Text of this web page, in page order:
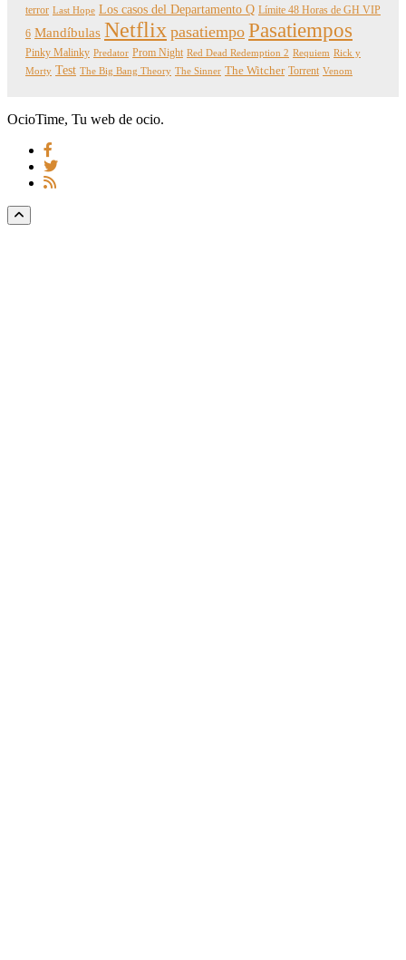
terror Last Hope Los casos del Departamento Q Límite 48 Horas de GH VIP
6 Mandíbulas Netflix pasatiempo Pasatiempos
Pinky Malinky Predator Prom Night Red Dead Redemption 2 Requiem Rick y
Morty Test The Big Bang Theory The Sinner The Witcher Torrent Venom
OcioTime, Tu web de ocio.